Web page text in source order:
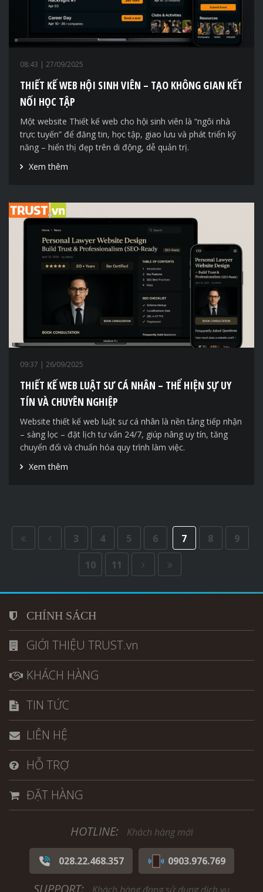
08:43 | 27/09/2025
THIẾT KẾ WEB HỘI SINH VIÊN – TẠO KHÔNG GIAN KẾT
NỐI HỌC TẬP
Một website Thiết kế web cho hội sinh viên là “ngôi nhà
trực tuyến” để đăng tin, học tập, giao lưu và phát triển kỹ
năng – hiển thị đẹp trên di động, dễ quản trị.
Xem thêm
09:37 | 26/09/2025
THIẾT KẾ WEB LUẬT SƯ CÁ NHÂN – THỂ HIỆN SỰ UY
TÍN VÀ CHUYÊN NGHIỆP
Website thiết kế web luật sư cá nhân là nền tảng tiếp nhận
– sàng lọc – đặt lịch tư vấn 24/7, giúp nâng uy tín, tăng
chuyển đổi và chuẩn hóa quy trình làm việc.
Xem thêm
3 4 5 6 7 8 9
10 11
CHÍNH SÁCH
GIỚI THIỆU TRUST.vn
KHÁCH HÀNG
TIN TỨC
LIÊN HỆ
HỖ TRỢ
ĐẶT HÀNG
HOTLINE: Khách hàng mới
028.22.468.357 0903.976.769
SUPPORT: Khách hàng đang sử dụng dịch vụ